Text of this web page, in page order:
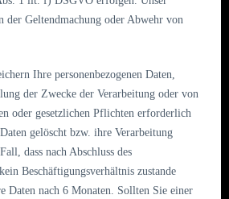
der Geltendmachung oder Abwehr von
Ihre personenbezogenen Daten,
der Zwecke der Verarbeitung oder von
oder gesetzlichen Pflichten erforderlich
gelöscht bzw. ihre Verarbeitung
dass nach Abschluss des
Beschäftigungsverhältnis zustande
Daten nach 6 Monaten. Sollten Sie einer